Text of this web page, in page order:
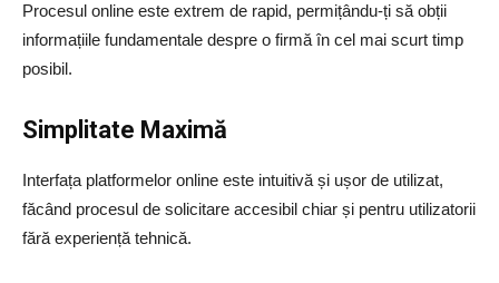
Procesul online este extrem de rapid, permițându-ți să obții
informațiile fundamentale despre o firmă în cel mai scurt timp
posibil.
Simplitate Maximă
Interfața platformelor online este intuitivă și ușor de utilizat,
făcând procesul de solicitare accesibil chiar și pentru utilizatorii
fără experiență tehnică.